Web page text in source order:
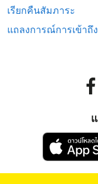
เรียกคืนสัมภาระ
แถลงการณ์การเข้าถึ